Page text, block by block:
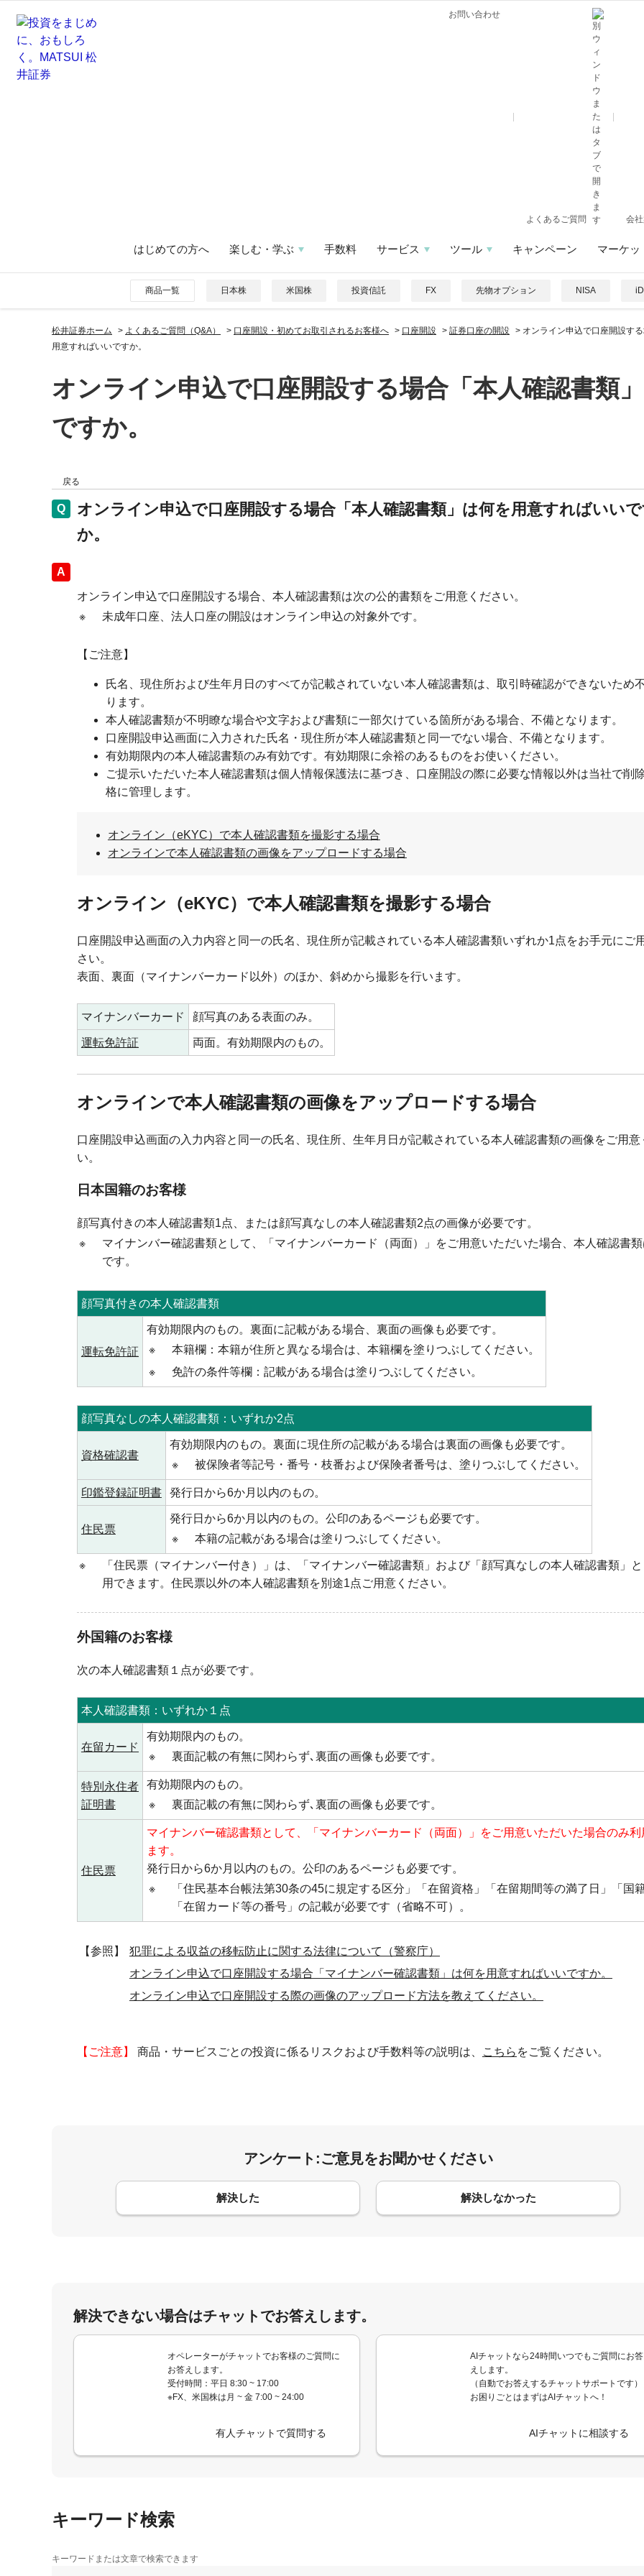
お問い合わせ
よくあるご質問 会
はじめての方へ 楽しむ・学ぶ 手数料 サービス ツール キャンペーン マーケッ
商品一覧 日本株 米国株 投資信託 FX 先物オプション NISA
松井証券ホーム > よくあるご質問（Q&A） > 口座開設・初めてお取引されるお客様へ > 口座開設 > 証券口座の開設 > オンライン申込で口座開設す
用意すればいいですか。
オンライン申込で口座開設する場合「本人確認書類
ですか。
戻る
オンライン申込で口座開設する場合「本人確認書類」は何を用意すればいい
か。
回答
オンライン申込で口座開設する場合、本人確認書類は次の公的書類をご用意ください。
※
未成年口座、法人口座の開設はオンライン申込の対象外です。
【ご注意】
氏名、現住所および生年月日のすべてが記載されていない本人確認書類は、取引時確認ができないため
ります。
本人確認書類が不明瞭な場合や文字および書類に一部欠けている箇所がある場合、不備となります。
口座開設申込画面に入力された氏名・現住所が本人確認書類と同一でない場合、不備となります。
有効期限内の本人確認書類のみ有効です。有効期限に余裕のあるものをお使いください。
ご提示いただいた本人確認書類は個人情報保護法に基づき、口座開設の際に必要な情報以外は当社で削
格に管理します。
オンライン（eKYC）で本人確認書類を撮影する場合
オンラインで本人確認書類の画像をアップロードする場合
オンライン（eKYC）で本人確認書類を撮影する場合
口座開設申込画面の入力内容と同一の氏名、現住所が記載されている本人確認書類いずれか1点をお手元にご
さい。
表面、裏面（マイナンバーカード以外）のほか、斜めから撮影を行います。
マイナンバーカード 顔写真のある表面のみ。
運転免許証 両面。有効期限内のもの。
オンラインで本人確認書類の画像をアップロードする場合
口座開設申込画面の入力内容と同一の氏名、現住所、生年月日が記載されている本人確認書類の画像をご用意
い。
日本国籍のお客様
顔写真付きの本人確認書類1点、または顔写真なしの本人確認書類2点の画像が必要です。
※
マイナンバー確認書類として、「マイナンバーカード（両面）」をご用意いただいた場合、本人確認書
です。
顔写真付きの本人確認書類
運転免許証
有効期限内のもの。裏面に記載がある場合、裏面の画像も必要です。
※
本籍欄：本籍が住所と異なる場合は、本籍欄を塗りつぶしてください。
※
免許の条件等欄：記載がある場合は塗りつぶしてください。
顔写真なしの本人確認書類：いずれか2点
資格確認書
有効期限内のもの。裏面に現住所の記載がある場合は裏面の画像も必要です。
※
被保険者等記号・番号・枝番および保険者番号は、塗りつぶしてください。
印鑑登録証明書 発行日から6か月以内のもの。
住民票
発行日から6か月以内のもの。公印のあるページも必要です。
※
本籍の記載がある場合は塗りつぶしてください。
※
「住民票（マイナンバー付き）」は、「マイナンバー確認書類」および「顔写真なしの本人確認書類」
用できます。住民票以外の本人確認書類を別途1点ご用意ください。
外国籍のお客様
次の本人確認書類１点が必要です。
本人確認書類：いずれか１点
在留カード
有効期限内のもの。
※
裏面記載の有無に関わらず､裏面の画像も必要です。
特別永住者
証明書
有効期限内のもの。
※
裏面記載の有無に関わらず､裏面の画像も必要です。
住民票
マイナンバー確認書類として、「マイナンバーカード（両面）」をご用意いただいた場合のみ利
ます。
発行日から6か月以内のもの。公印のあるページも必要です。
※
「住民基本台帳法第30条の45に規定する区分」「在留資格」「在留期間等の満了日」「国
「在留カード等の番号」の記載が必要です（省略不可）。
【参照】
犯罪による収益の移転防止に関する法律について（警察庁）
オンライン申込で口座開設する場合「マイナンバー確認書類」は何を用意すればいいですか。
オンライン申込で口座開設する際の画像のアップロード方法を教えてください。
【ご注意】 商品・サービスごとの投資に係るリスクおよび手数料等の説明は、 こちら をご覧ください。
アンケート:ご意見をお聞かせください
解決した 解決しなかった
コメント
解決できない場合はチャットでお答えします。
オペレーターがチャットでお客様のご質問に
お答えします。
受付時間：平日 8:30 ~ 17:00
※FX、米国株は月 ~ 金 7:00 ~ 24:00
有人チャットで質問する
AIチャットなら24時間いつでもご質問にお答
えします。
（自動でお答えするチャットサポートです）
お困りごとはまずはAIチャットへ！
AIチャットに相談する
キーワード検索
キーワードまたは文章で検索できます